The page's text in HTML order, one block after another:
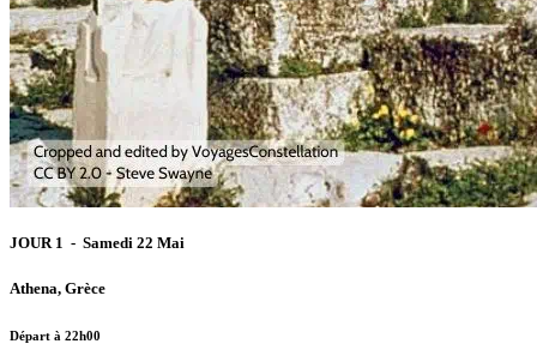
JOUR 1 - Samedi 22 Mai
Athena, Grèce
Départ à 22h00